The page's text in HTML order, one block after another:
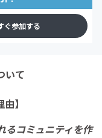
ぐ参加する
いて
】
るコミュニティを作